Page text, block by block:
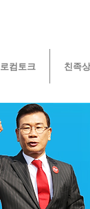
로컴토크 친족